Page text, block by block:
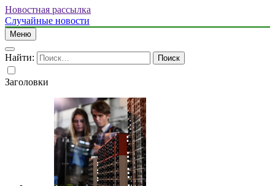
Новостная рассылка
Случайные новости
Меню
Найти:
Заголовки